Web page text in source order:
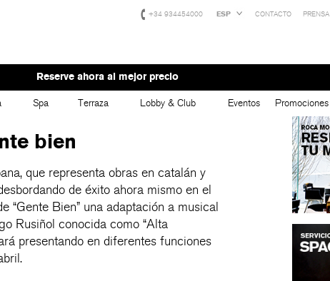
+34 934454000 ESP CONTACTO PRENSA
Reserve ahora al mejor precio
Spa Terraza Lobby & Club Eventos Promociones
bien
que representa obras en catalán y
de éxito ahora mismo en el
“Gente Bien” una adaptación a musical
Rusiñol conocida como “Alta
presentando en diferentes funciones